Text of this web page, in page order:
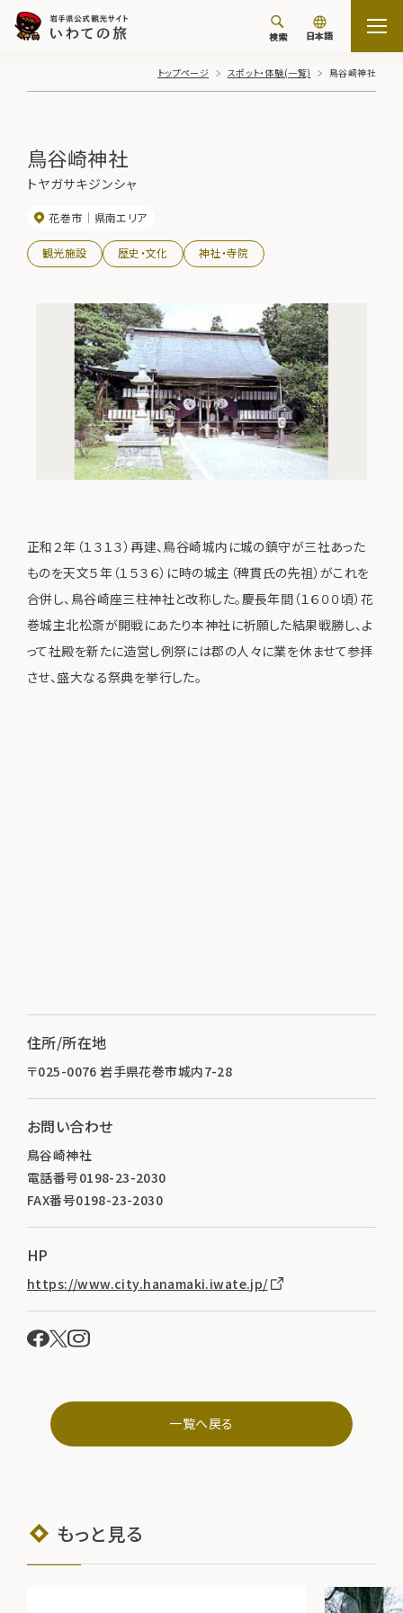
検索 日本語
トップページ スポット・体験(一覧) 鳥谷崎神社
鳥谷崎神社
トヤガサキジンシャ
花巻市 県南エリア
観光施設 歴史・文化 神社・寺院
正和２年（１３１３）再建、鳥谷崎城内に城の鎮守が三社あった
ものを天文５年（１５３６）に時の城主（稗貫氏の先祖）がこれを
合併し、鳥谷崎座三柱神社と改称した。慶長年間（１６００頃）花
巻城主北松斎が開戦にあたり本神社に祈願した結果戦勝し、よ
って社殿を新たに造営し例祭には郡の人々に業を休ませて参拝
させ、盛大なる祭典を挙行した。
住所/所在地
〒025-0076 岩手県花巻市城内7-28
お問い合わせ
鳥谷崎神社
電話番号0198-23-2030
FAX番号0198-23-2030
HP
https://www.city.hanamaki.iwate.jp/
一覧へ戻る
もっと見る